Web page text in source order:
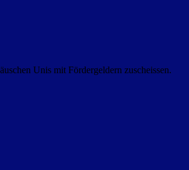
Unis mit Fördergeldern zuscheissen.